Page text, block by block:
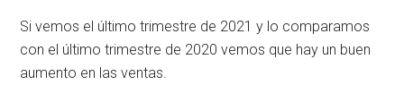
Si vemos el último trimestre de 2021 y lo comparamos
con el último trimestre de 2020 vemos que hay un buen
aumento en las ventas.